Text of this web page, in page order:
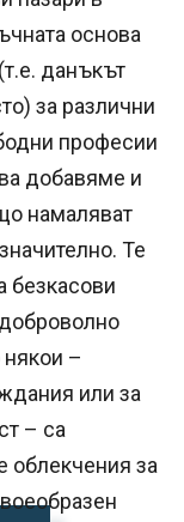
основа
данъкът
за различни
професии
добавяме и
намаляват
Те
безкасови
някои –
или за
– са
облекчения за